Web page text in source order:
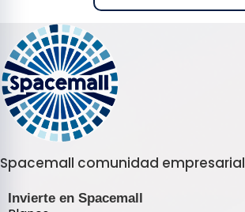
Spacemall comunidad empresarial
Invierte en Spacemall